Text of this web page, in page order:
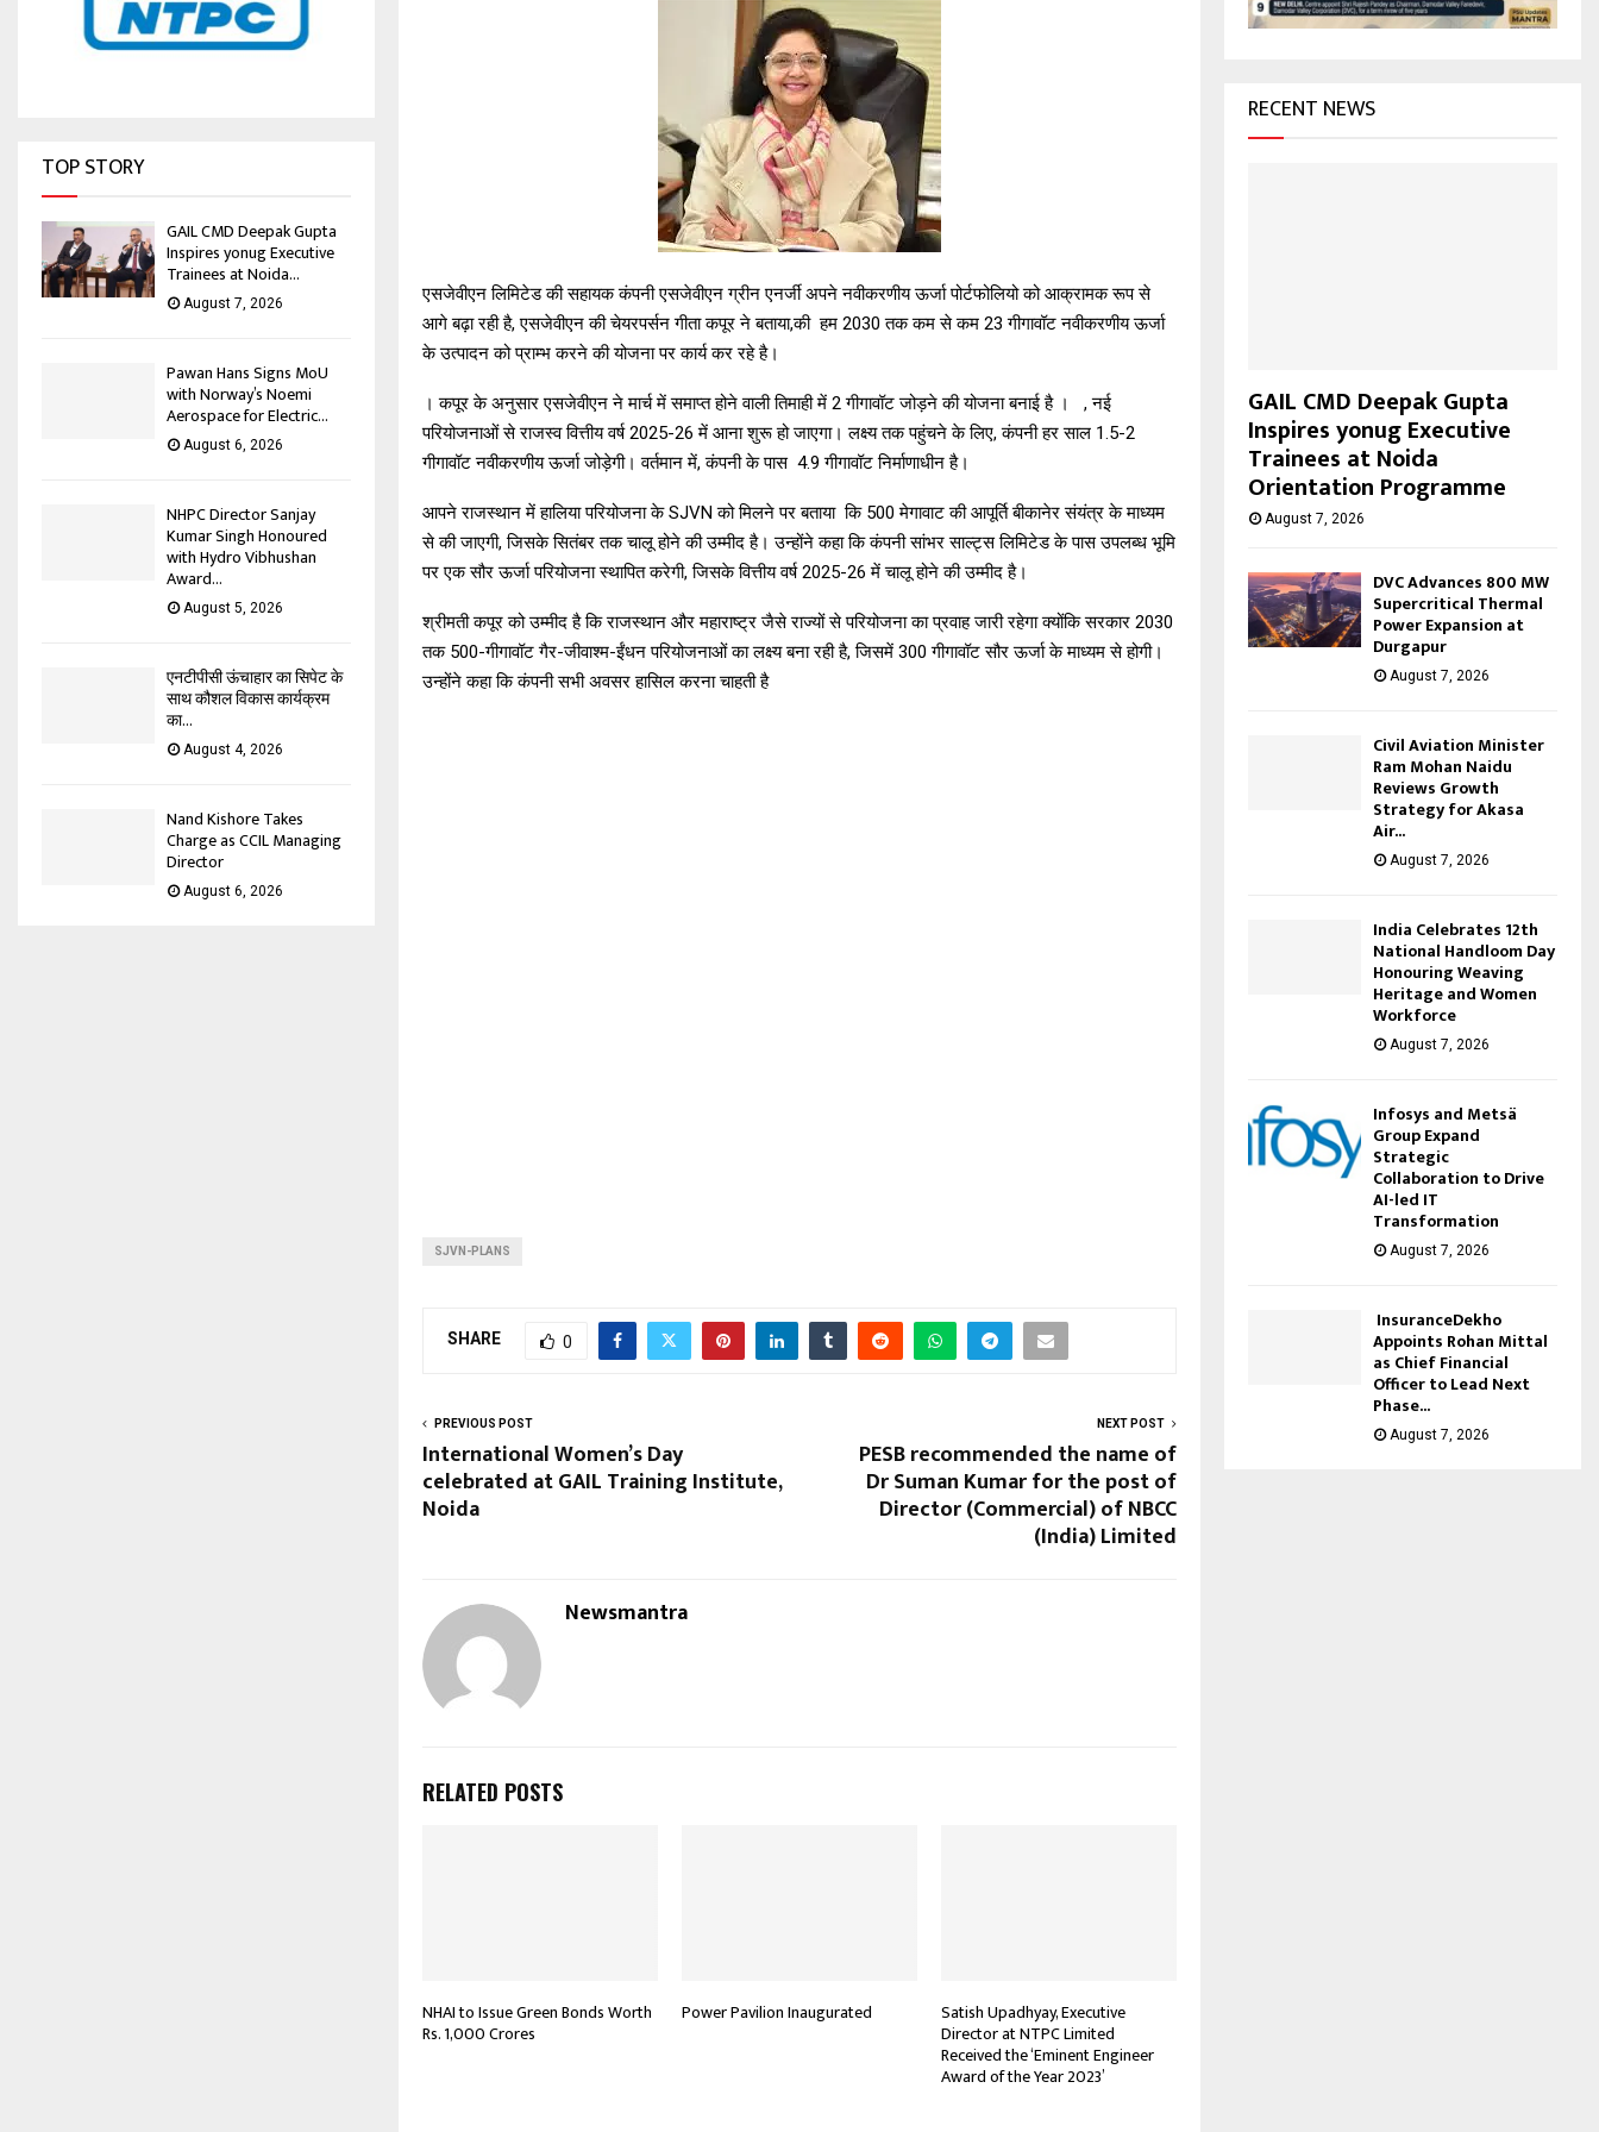
एसजेवीएन लिमिटेड की सहायक कंपनी एसजेवीएन ग्रीन एनर्जी अपने नवीकरणीय ऊर्जा पोर्टफोलियो को आक्रामक रूप से
आगे बढ़ा रही है, एसजेवीएन की चेयरपर्सन गीता कपूर ने बताया,की हम 2030 तक कम से कम 23 गीगावॉट नवीकरणीय ऊर्जा
के उत्पादन को प्राम्भ करने की योजना पर कार्य कर रहे है।
। कपूर के अनुसार एसजेवीएन ने मार्च में समाप्त होने वाली तिमाही में 2 गीगावॉट जोड़ने की योजना बनाई है । , नई
परियोजनाओं से राजस्व वित्तीय वर्ष 2025-26 में आना शुरू हो जाएगा। लक्ष्य तक पहुंचने के लिए, कंपनी हर साल 1.5-2
गीगावॉट नवीकरणीय ऊर्जा जोड़ेगी। वर्तमान में, कंपनी के पास 4.9 गीगावॉट निर्माणाधीन है।
आपने राजस्थान में हालिया परियोजना के SJVN को मिलने पर बताया कि 500 ​​मेगावाट की आपूर्ति बीकानेर संयंत्र के माध्यम
से की जाएगी, जिसके सितंबर तक चालू होने की उम्मीद है। उन्होंने कहा कि कंपनी सांभर साल्ट्स लिमिटेड के पास उपलब्ध भूमि
पर एक सौर ऊर्जा परियोजना स्थापित करेगी, जिसके वित्तीय वर्ष 2025-26 में चालू होने की उम्मीद है।
श्रीमती कपूर को उम्मीद है कि राजस्थान और महाराष्ट्र जैसे राज्यों से परियोजना का प्रवाह जारी रहेगा क्योंकि सरकार 2030
तक 500-गीगावॉट गैर-जीवाश्म-ईंधन परियोजनाओं का लक्ष्य बना रही है, जिसमें 300 गीगावॉट सौर ऊर्जा के माध्यम से होगी।
उन्होंने कहा कि कंपनी सभी अवसर हासिल करना चाहती है
SJVN-PLANS
SHARE 0
PREVIOUS POST
International Women’s Day
celebrated at GAIL Training Institute,
Noida
NEXT POST
PESB recommended the name of
Dr Suman Kumar for the post of
Director (Commercial) of NBCC
(India) Limited
Newsmantra
RELATED POSTS
NHAI to Issue Green Bonds Worth
Rs. 1,000 Crores
Power Pavilion Inaugurated Satish Upadhyay, Executive
Director at NTPC Limited
Received the ‘Eminent Engineer
Award of the Year 2023’
TOP STORY
GAIL CMD Deepak Gupta
Inspires yonug Executive
Trainees at Noida...
August 7, 2026
Pawan Hans Signs MoU
with Norway’s Noemi
Aerospace for Electric...
August 6, 2026
NHPC Director Sanjay
Kumar Singh Honoured
with Hydro Vibhushan
Award...
August 5, 2026
एनटीपीसी ऊंचाहार का सिपेट के
साथ कौशल विकास कार्यक्रम
का...
August 4, 2026
Nand Kishore Takes
Charge as CCIL Managing
Director
August 6, 2026
H
RECENT NEWS
GAIL CMD Deepak Gupta
Inspires yonug Executive
Trainees at Noida
Orientation Programme
August 7, 2026
DVC Advances 800 MW
Supercritical Thermal
Power Expansion at
Durgapur
August 7, 2026
Civil Aviation Minister
Ram Mohan Naidu
Reviews Growth
Strategy for Akasa
Air...
August 7, 2026
India Celebrates 12th
National Handloom Day
Honouring Weaving
Heritage and Women
Workforce
August 7, 2026
Infosys and Metsä
Group Expand
Strategic
Collaboration to Drive
AI-led IT
Transformation
August 7, 2026
InsuranceDekho
Appoints Rohan Mittal
as Chief Financial
Officer to Lead Next
Phase...
August 7, 2026